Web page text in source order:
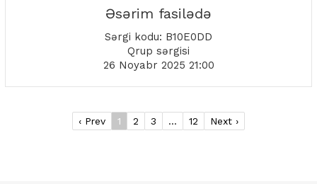
Əsərim fasilədə
Sərgi kodu: B10E0DD
Qrup sərgisi
26 Noyabr 2025 21:00
‹ Prev 1 2 3 ... 12 Next ›